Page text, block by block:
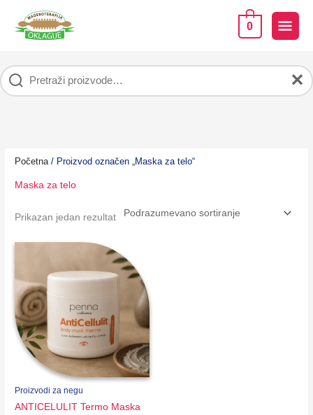
sadržaj
0
✕
Početna / Proizvod označen „Maska za telo“
Maska za telo
Prikazan jedan rezultat
Proizvodi za negu
ANTICELULIT Termo Maska